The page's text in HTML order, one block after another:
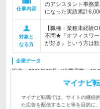
仕事内容
のアシスタント事務
になった実績累計
対象と
なる方
【職種・業種未経験
不問★『オフィスワー
が好き』という方は歓
企業データ
設立：2001年12月／従業員数：
マイナビ
マイナビ転職では、サイトの継続
た広告を配信すること等を目的に